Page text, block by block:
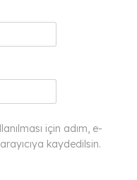
için adım, e-
kaydedilsin.